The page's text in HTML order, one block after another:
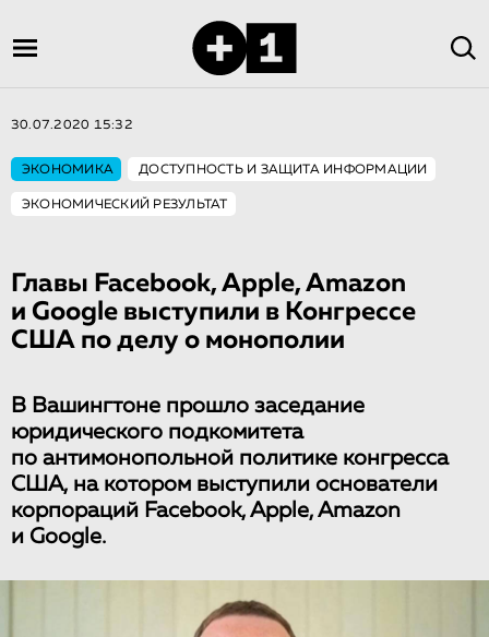
30.07.2020 15:32
ЭКОНОМИКА ДОСТУПНОСТЬ И ЗАЩИТА ИНФОРМАЦИИ
ЭКОНОМИЧЕСКИЙ РЕЗУЛЬТАТ
Главы Facebook, Apple, Amazon
и Google выступили в Конгрессе
США по делу о монополии
В Вашингтоне прошло заседание
юридического подкомитета
по антимонопольной политике конгресса
США, на котором выступили основатели
корпораций Facebook, Apple, Amazon
и Google.